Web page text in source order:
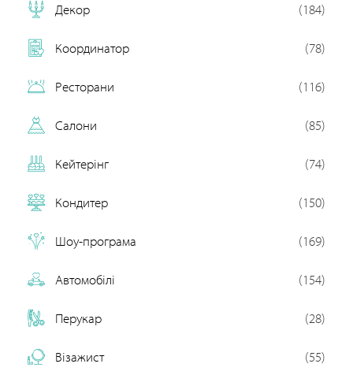
Декор (184)
Координатор (78)
Ресторани (116)
Салони (85)
Кейтерінг (74)
Кондитер (150)
Шоу-програма (169)
Автомобілі (154)
Перукар (28)
Візажист (55)